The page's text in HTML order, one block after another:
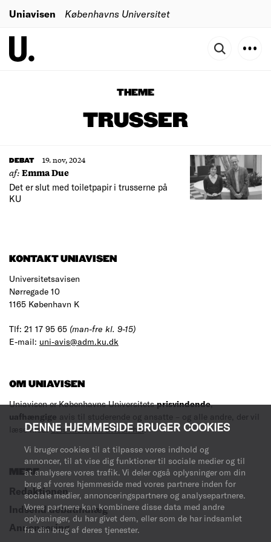
DENNE HJEMMESIDE BRUGER COOKIES
Vi bruger cookies til at tilpasse vores indhold og
annoncer, til at vise dig funktioner til sociale medier og til
at analysere vores trafik. Vi deler også oplysninger om din
brug af vores hjemmeside med vores partnere inden for
sociale medier, annonceringspartnere og analysepartnere.
Vores partnere kan kombinere disse data med andre
oplysninger, du har givet dem, eller som de har indsamlet
fra din brug af deres tjenester.
Uniavisen Københavns Universitet
THEME
TRUSSER
DEBAT 19. nov, 2024
af:Emma Due
Det er slut med toiletpapir i trusserne på
KU
KONTAKT UNIAVISEN
Universitetsavisen
Nørregade 10
1165 København K
Tlf: 21 17 95 65 (man-fre kl. 9-15)
E-mail: uni-avis@adm.ku.dk
OM UNIAVISEN
Uniavisen er Københavns Universitetsprisvindende,
uafhængige avis til studerende og ansatte – og alle andre, der vil
læse med.Læs mere om avisen her.
MERE
Redaktionen
Indsend debatindlæg
Annoncering